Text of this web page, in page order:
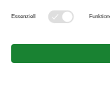
Trotz genauer
Gewähr für
Informieren